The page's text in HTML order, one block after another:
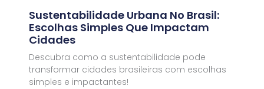
Sustentabilidade Urbana No Brasil:
Escolhas Simples Que Impactam
Cidades
Descubra como a sustentabilidade pode
transformar cidades brasileiras com escolhas
simples e impactantes!